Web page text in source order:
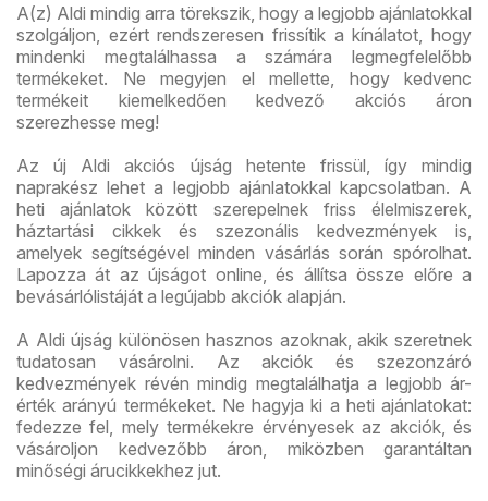
A(z) Aldi mindig arra törekszik, hogy a legjobb ajánlatokkal
szolgáljon, ezért rendszeresen frissítik a kínálatot, hogy
mindenki megtalálhassa a számára legmegfelelőbb
termékeket. Ne megyjen el mellette, hogy kedvenc
termékeit kiemelkedően kedvező akciós áron
szerezhesse meg!
Az új Aldi akciós újság hetente frissül, így mindig
naprakész lehet a legjobb ajánlatokkal kapcsolatban. A
heti ajánlatok között szerepelnek friss élelmiszerek,
háztartási cikkek és szezonális kedvezmények is,
amelyek segítségével minden vásárlás során spórolhat.
Lapozza át az újságot online, és állítsa össze előre a
bevásárlólistáját a legújabb akciók alapján.
A Aldi újság különösen hasznos azoknak, akik szeretnek
tudatosan vásárolni. Az akciók és szezonzáró
kedvezmények révén mindig megtalálhatja a legjobb ár-
érték arányú termékeket. Ne hagyja ki a heti ajánlatokat:
fedezze fel, mely termékekre érvényesek az akciók, és
vásároljon kedvezőbb áron, miközben garantáltan
minőségi árucikkekhez jut.